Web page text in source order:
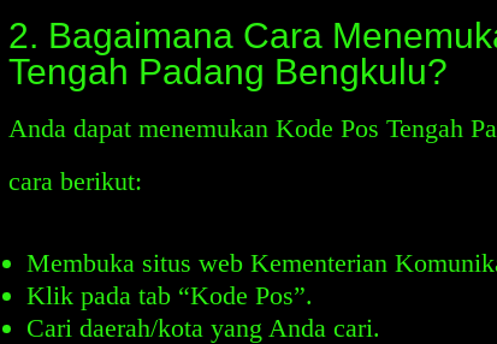
2. Bagaimana Cara
Tengah Padang Bengkulu?
Anda dapat menemukan Kode Pos Tengah
cara berikut:
Membuka situs web Kementerian
Klik pada tab “Kode Pos”.
Cari daerah/kota yang Anda cari.